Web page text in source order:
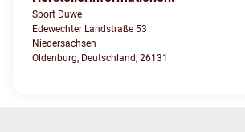
Sport Duwe
Edewechter Landstraße 53
Niedersachsen
Oldenburg, Deutschland, 26131